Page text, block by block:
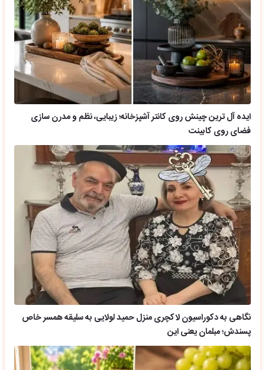
ایده آل ترین چینش روی کانتر آشپزخانه؛ زیبایی، نظم و مدرن سازی
فضای روی کابینت
نگاهی به دکوراسیون لاکچری منزل حمید لولایی به سلیقه همسر خاص
پسندش؛ مبلمان یعنی این